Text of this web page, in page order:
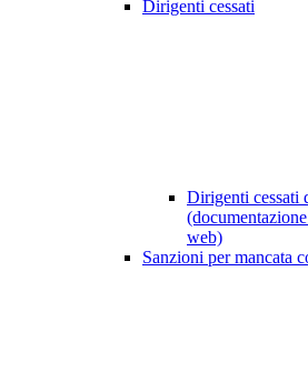
Dirigenti cessati
Dirigenti cessati
web)
Sanzioni per mancata